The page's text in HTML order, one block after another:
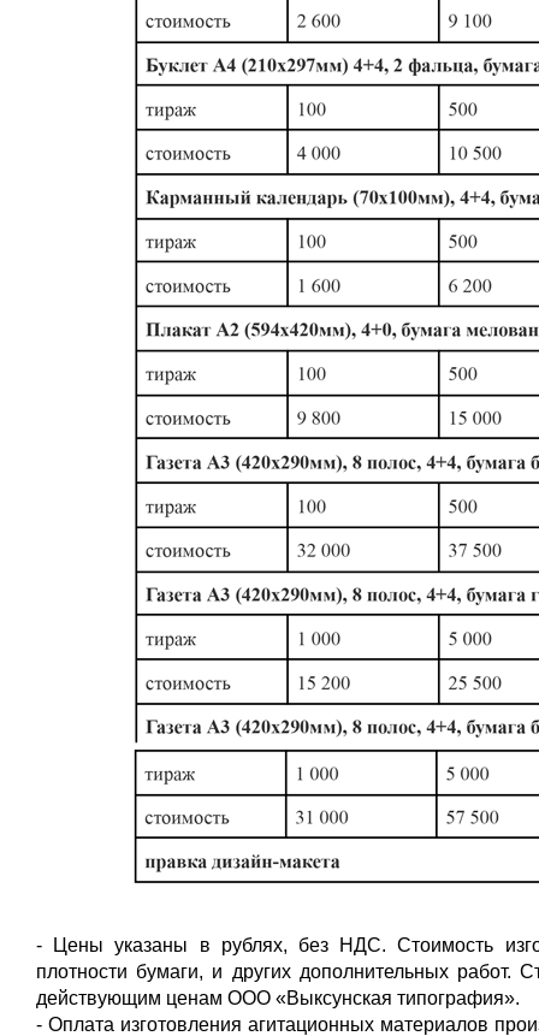
- Цены указаны в рублях, без НДС. Стоимость
плотности бумаги, и других дополнительных работ.
действующим ценам ООО «Выксунская типография».
- Оплата изготовления агитационных материалов